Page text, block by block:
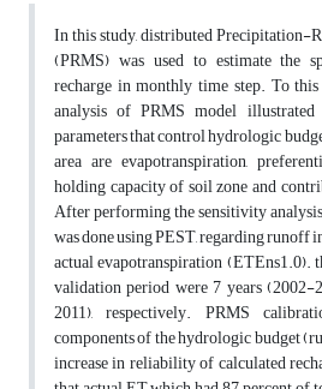
In this study, distributed
(PRMS) was used to estimate the
recharge in monthly time step. To
analysis of PRMS model
parameters that control hydrologic
area are evapotranspiration,
holding capacity of soil zone and
After performing the sensitivity
was done using PEST, regarding runoff
actual evapotranspiration (ETEns1.0).
validation period were 7 years
2011), respectively. PRMS
components of the hydrologic budget
increase in reliability of calculated